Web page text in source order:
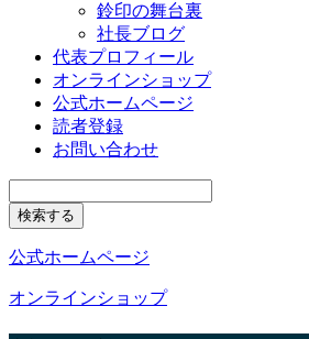
鈴印の舞台裏
社長ブログ
代表プロフィール
オンラインショップ
公式ホームページ
読者登録
お問い合わせ
公式ホームページ
オンラインショップ